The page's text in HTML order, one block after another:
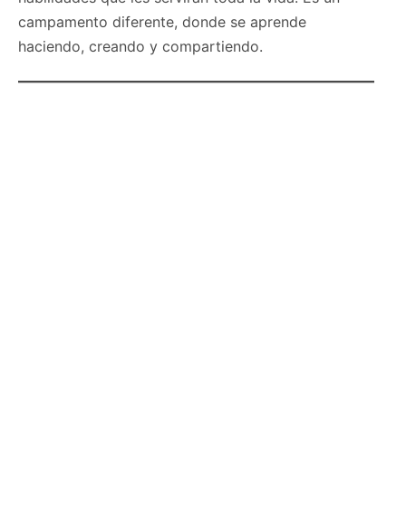
campamento diferente, donde se aprende
haciendo, creando y compartiendo.